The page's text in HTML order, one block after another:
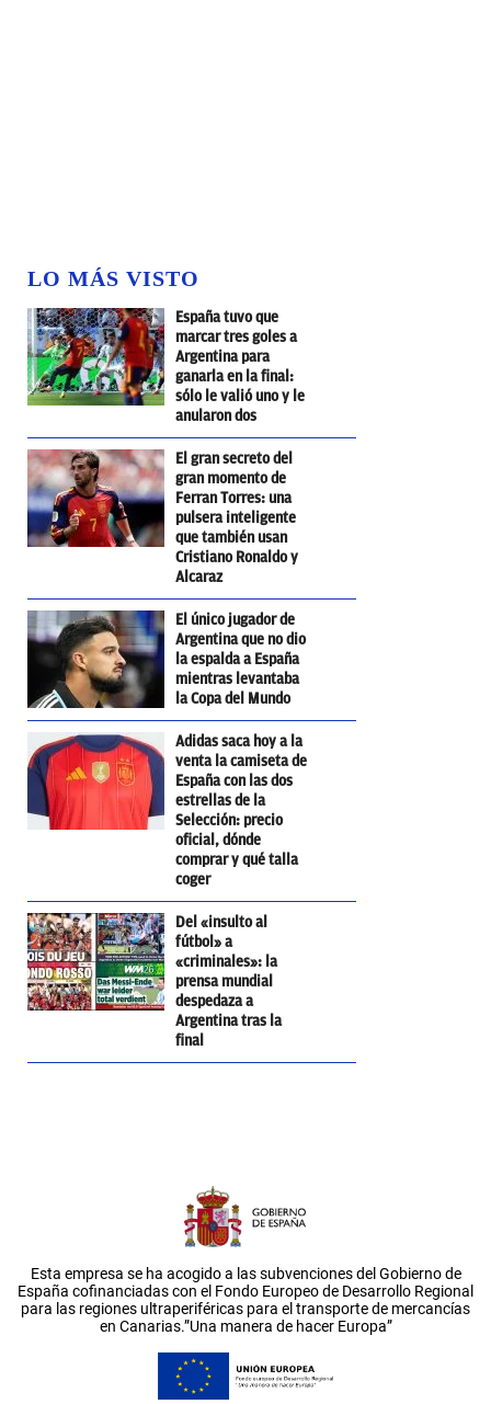
LO MÁS VISTO
España tuvo que
marcar tres goles a
Argentina para
ganarla en la final:
sólo le valió uno y le
anularon dos
El gran secreto del
gran momento de
Ferran Torres: una
pulsera inteligente
que también usan
Cristiano Ronaldo y
Alcaraz
El único jugador de
Argentina que no dio
la espalda a España
mientras levantaba
la Copa del Mundo
Adidas saca hoy a la
venta la camiseta de
España con las dos
estrellas de la
Selección: precio
oficial, dónde
comprar y qué talla
coger
Del «insulto al
fútbol» a
«criminales»: la
prensa mundial
despedaza a
Argentina tras la
final
Esta empresa se ha acogido a las subvenciones del Gobierno de
España cofinanciadas con el Fondo Europeo de Desarrollo Regional
para las regiones ultraperiféricas para el transporte de mercancías
en Canarias.”Una manera de hacer Europa”